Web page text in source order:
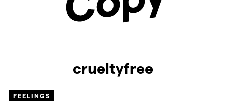
crueltyfree
FEELINGS